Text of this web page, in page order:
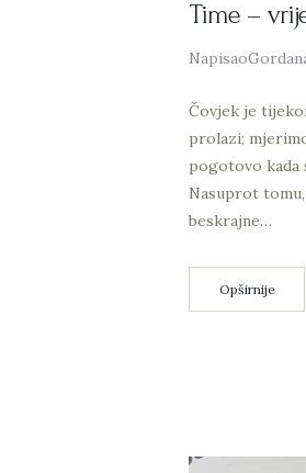
Time –
Čovjek je
prolazi;
pogotovo kada
Nasuprot
beskrajne…
Opširnije